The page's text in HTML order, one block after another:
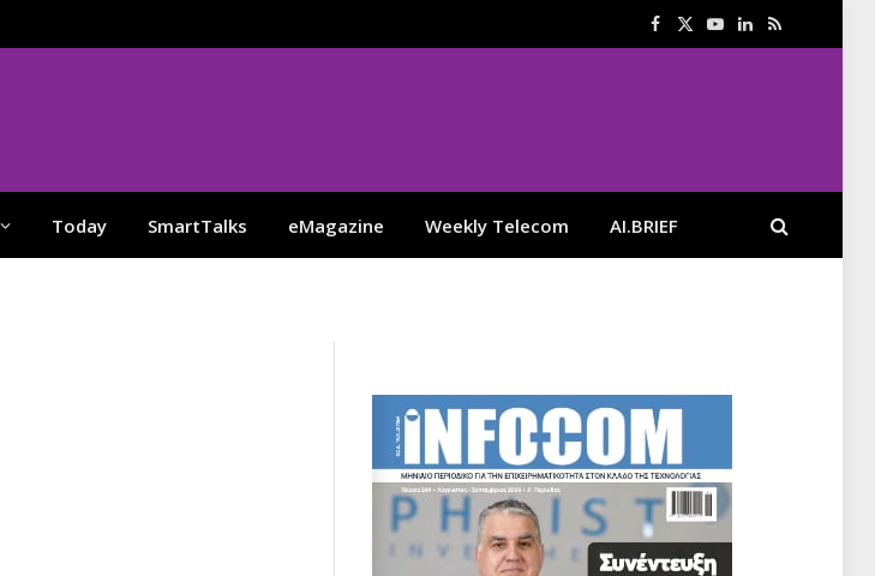
Facebook
X
YouTube
LinkedIn
RSS
Today SmartTalks eMagazine Weekly Telecom AI.BRIEF